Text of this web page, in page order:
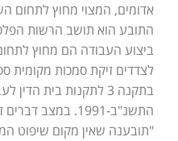
אדומים, המצוי מחוץ לתחום
התובע הוא תושב הרשות
ביצוע העבודה הם מחוץ
לצדדים זיקת סמכות מקומית
בתקנה 3 לתקנות בית
"תובענה שאין מקום שיפוט